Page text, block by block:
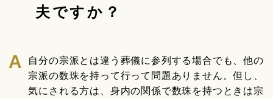
夫ですか？
自分の宗派とは違う葬儀に参列する場合でも、他の
宗派の数珠を持って行って問題ありません。但し、
気にされる方は、身内の関係で数珠を持つときは宗